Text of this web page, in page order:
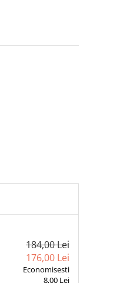
184,00 Lei
176,00 Lei
Economisesti
8,00 Lei